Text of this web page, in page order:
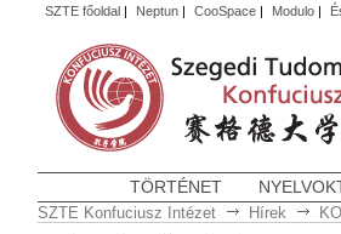
SZTE főoldal| Neptun| CooSpace| Modulo|
TÖRTÉNET
SZTE Konfuciusz Intézet Hírek